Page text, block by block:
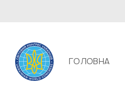
ГОЛОВНА